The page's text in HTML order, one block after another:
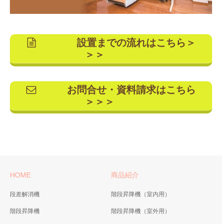
設置までの流れはこちら＞
＞＞
お問合せ・資料請求はこちら
＞＞＞
HOME
段差解消機
階段昇降機
商品紹介
階段昇降機（室内用）
階段昇降機（室外用）